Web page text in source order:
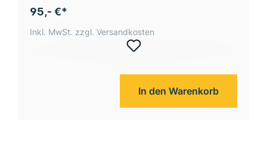
95,- €*
Inkl. MwSt. zzgl. Versandkosten
In den Warenkorb